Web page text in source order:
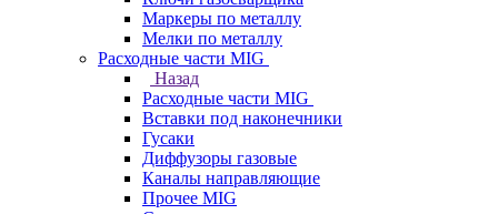
Маркеры по металлу
Мелки по металлу
Расходные части MIG
Назад
Расходные части MIG
Вставки под наконечники
Гусаки
Диффузоры газовые
Каналы направляющие
Прочее MIG